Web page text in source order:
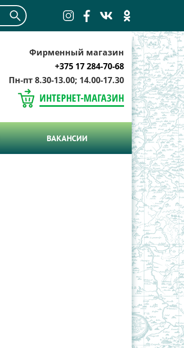
Фирменный магазин
+375 17 284-70-68
Пн-пт 8.30-13.00; 14.00-17.30
ИНТЕРНЕТ-МАГАЗИН
ВАКАНСИИ